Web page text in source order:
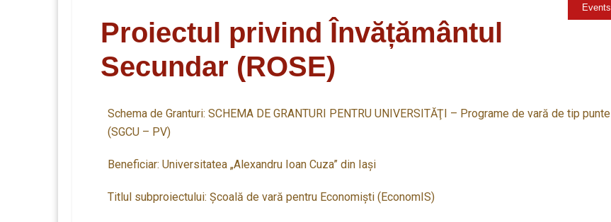
Events
Proiectul privind Învățământul
Secundar (ROSE)
Schema de Granturi: SCHEMA DE GRANTURI PENTRU UNIVERSITĂŢI – Programe de vară de tip punte
(SGCU – PV)
Beneficiar: Universitatea „Alexandru Ioan Cuza” din Iași
Titlul subproiectului: Școală de vară pentru Economiști (EconomIS)